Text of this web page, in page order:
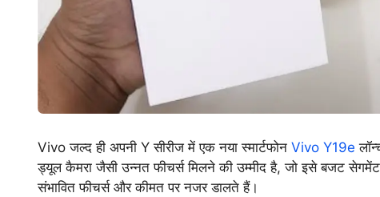
Vivo जल्द ही अपनी Y सीरीज में एक नया स्मार्टफोन Vivo Y19e
ड्यूल कैमरा जैसी उन्नत फीचर्स मिलने की उम्मीद है, जो इसे बजट
संभावित फीचर्स और कीमत पर नजर डालते हैं।